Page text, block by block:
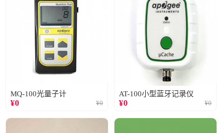
MQ-100光量子计
¥0 ¥0
AT-100小型蓝牙记录仪
¥0 ¥0